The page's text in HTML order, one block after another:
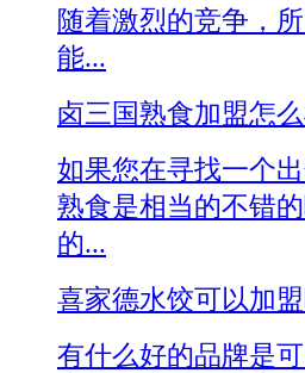
随着激烈的竞争，
能...
卤三国熟食加盟怎
如果您在寻找一个
熟食是相当的不错
的...
喜家德水饺可以加
有什么好的品牌是